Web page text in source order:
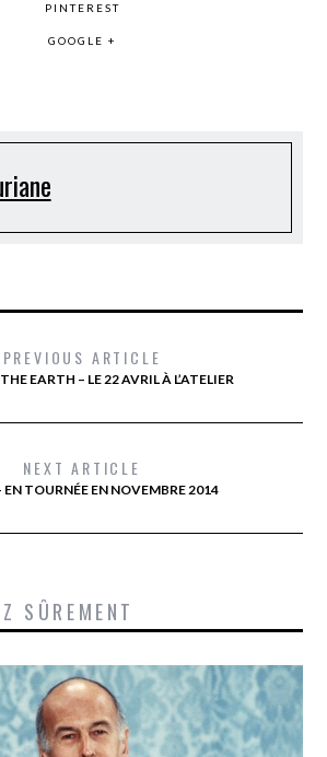
PINTEREST
GOOGLE +
PREVIOUS ARTICLE
EARTH – LE 22 AVRIL À L’ATELIER
NEXT ARTICLE
EN TOURNÉE EN NOVEMBRE 2014
SÛREMENT